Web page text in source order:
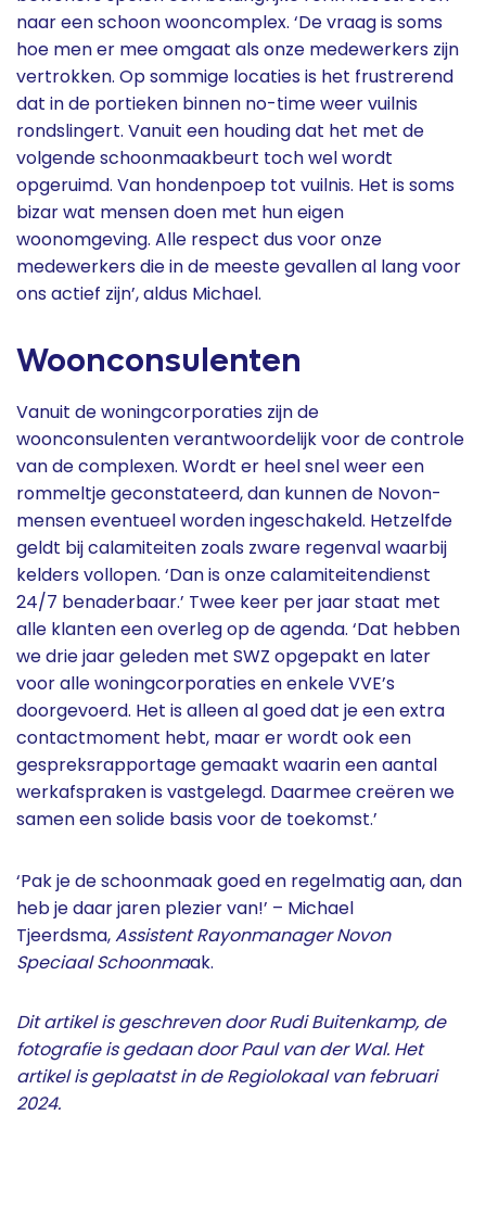
naar een schoon wooncomplex. ‘De vraag is soms
hoe men er mee omgaat als onze medewerkers zijn
vertrokken. Op sommige locaties is het frustrerend
dat in de portieken binnen no-time weer vuilnis
rondslingert. Vanuit een houding dat het met de
volgende schoonmaakbeurt toch wel wordt
opgeruimd. Van hondenpoep tot vuilnis. Het is soms
bizar wat mensen doen met hun eigen
woonomgeving. Alle respect dus voor onze
medewerkers die in de meeste gevallen al lang voor
ons actief zijn’, aldus Michael.
Woonconsulenten
Vanuit de woningcorporaties zijn de
woonconsulenten verantwoordelijk voor de controle
van de complexen. Wordt er heel snel weer een
rommeltje geconstateerd, dan kunnen de Novon-
mensen eventueel worden ingeschakeld. Hetzelfde
geldt bij calamiteiten zoals zware regenval waarbij
kelders vollopen. ‘Dan is onze calamiteitendienst
24/7 benaderbaar.’ Twee keer per jaar staat met
alle klanten een overleg op de agenda. ‘Dat hebben
we drie jaar geleden met SWZ opgepakt en later
voor alle woningcorporaties en enkele VVE’s
doorgevoerd. Het is alleen al goed dat je een extra
contactmoment hebt, maar er wordt ook een
gespreksrapportage gemaakt waarin een aantal
werkafspraken is vastgelegd. Daarmee creëren we
samen een solide basis voor de toekomst.’
‘Pak je de schoonmaak goed en regelmatig aan, dan
heb je daar jaren plezier van!’ – Michael
Tjeerdsma,Assistent Rayonmanager Novon
Speciaal Schoonmaak.
Dit artikel is geschreven door Rudi Buitenkamp, de
fotografie is gedaan door Paul van der Wal. Het
artikel is geplaatst in de Regiolokaal van februari
2024.